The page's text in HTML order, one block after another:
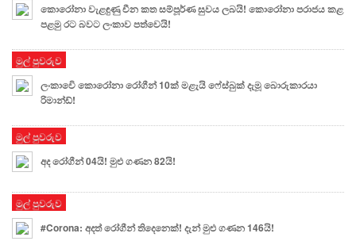
කොරෝනා වැළඳුණු චීන කත සම්පූර්ණ සුවය ලබයි! කොරෝනා පරාජය කළ
පළමු රට බවට ලංකාව පත්වෙයි!
මුල් පුවරුව
ලංකාවෙි කොරෝනා රෝගීන් 10ක් මළැයි ෆේස්බුක් දැමූ බොරුකාරයා
රිමාන්ඩ්!
මුල් පුවරුව
අද රෝගීන් 04යි! මුළු ගණන 82යි!
මුල් පුවරුව
#Corona: අදත් රෝගීන් තිදෙනෙක්! දැන් මුළු ගණන 146යි!